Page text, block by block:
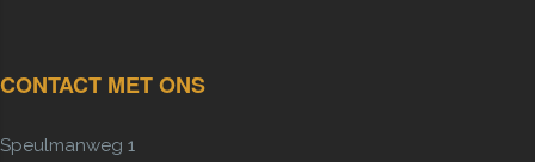
CONTACT MET ONS
Speulmanweg 1